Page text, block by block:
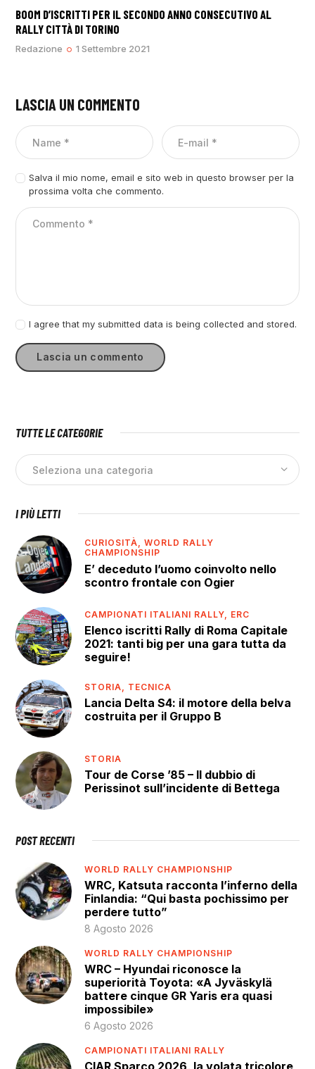
BOOM D’ISCRITTI PER IL SECONDO ANNO CONSECUTIVO AL
RALLY CITTÀ DI TORINO
Redazione 1 Settembre 2021
LASCIA UN COMMENTO
Salva il mio nome, email e sito web in questo browser per la
prossima volta che commento.
I agree that my submitted data is being collected and stored.
TUTTE LE CATEGORIE
I PIÙ LETTI
CURIOSITÀ,WORLD RALLY
CHAMPIONSHIP
E’ deceduto l’uomo coinvolto nello
scontro frontale con Ogier
CAMPIONATI ITALIANI RALLY, ERC
Elenco iscritti Rally di Roma Capitale
2021: tanti big per una gara tutta da
seguire!
STORIA, TECNICA
Lancia Delta S4: il motore della belva
costruita per il Gruppo B
STORIA
Tour de Corse ’85 – Il dubbio di
Perissinot sull’incidente di Bettega
POST RECENTI
WORLD RALLY CHAMPIONSHIP
WRC, Katsuta racconta l’inferno della
Finlandia: “Qui basta pochissimo per
perdere tutto”
8 Agosto 2026
WORLD RALLY CHAMPIONSHIP
WRC – Hyundai riconosce la
superiorità Toyota: «A Jyväskylä
battere cinque GR Yaris era quasi
impossibile»
6 Agosto 2026
CAMPIONATI ITALIANI RALLY